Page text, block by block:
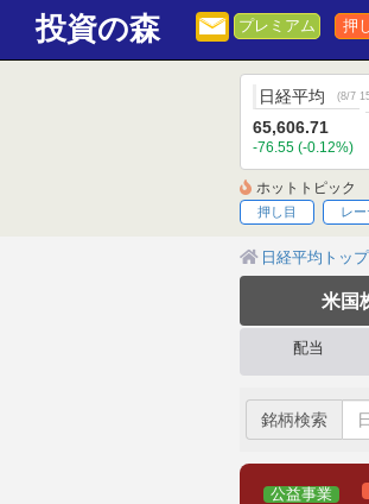
投資の森 プレミアム 押
日経平均 (8/7
65,606.71
-76.55 (-0.12%)
ホットトピック
押し目 レ
日経平均トップ
米国
配当
銘柄検索
公益事業